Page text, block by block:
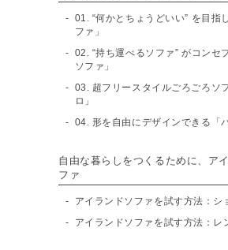
01. “何かとちょうどいい” を目指
ファ」
02. “持ち運べるソファ” がコンセ
ソファ」
03. 超フリースタイルごろごろソ
ロ」
04. 形を自由にデザインできる「
自由な暮らしをつくるために、ア
ファ
アイランドソファを試す方法：シ
アイランドソファを試す方法：レ